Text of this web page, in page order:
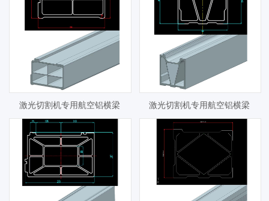
激光切割机专用航空铝横梁 激光切割机专用航空铝横梁